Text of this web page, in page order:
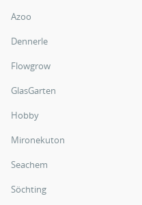
Azoo
Dennerle
Flowgrow
GlasGarten
Hobby
Mironekuton
Seachem
Söchting